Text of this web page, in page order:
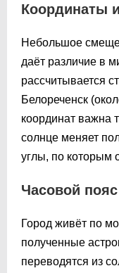
Координаты
Небольшое
даёт различие в
рассчитывается
Белореченск
координат важна
солнце меняет
углы, по которым
Часовой пояс
Город живёт по
полученные
переводятся из